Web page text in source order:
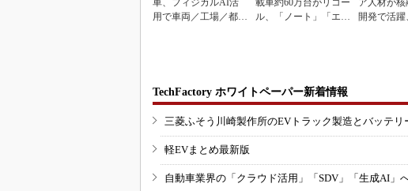
車、フィジカルAI活
用で車両／工場／都市
載車約60万台がリコー
ル、「ノート」「エク
ア人材が
開発で活躍
TechFactory ホワイトペーパー新着情報
三菱ふそう川崎製作所のEVトラック製造とバッテリ
軽EVまとめ最新版
自動車業界の「クラウド活用」「SDV」「生成AI」